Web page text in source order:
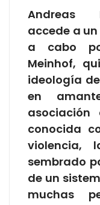
Andreas
accede a
a cabo
Meinhof,
ideología
en
asociación
conocida
violencia,
sembrado
de un
muchas